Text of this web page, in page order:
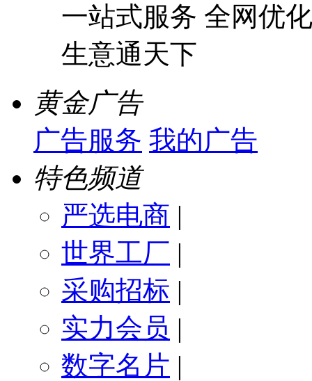
一站式服务 全网优
生意通天下
黄金广告
广告服务 我的广告
特色频道
严选电商 |
世界工厂 |
采购招标 |
实力会员 |
数字名片 |